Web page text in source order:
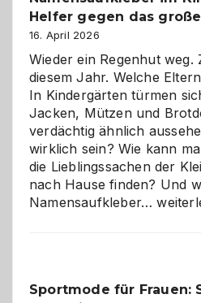
Helfer gegen das
16. April 2026
Wieder ein Regenhut weg.
diesem Jahr. Welche
In Kindergärten türmen
Jacken, Mützen und
verdächtig ähnlich
wirklich sein? Wie kann
die Lieblingssachen der
nach Hause finden? Und
Namensaufkleber…
gegen
Sportmode für